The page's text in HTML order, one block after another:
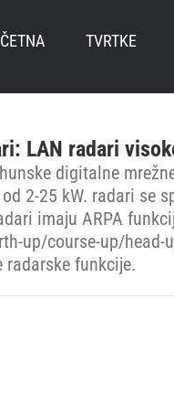
TVRTKE
LAN radari
digitalne
2-25 kW. radari se
imaju ARPA
up/course-up/
radarske funkcije.